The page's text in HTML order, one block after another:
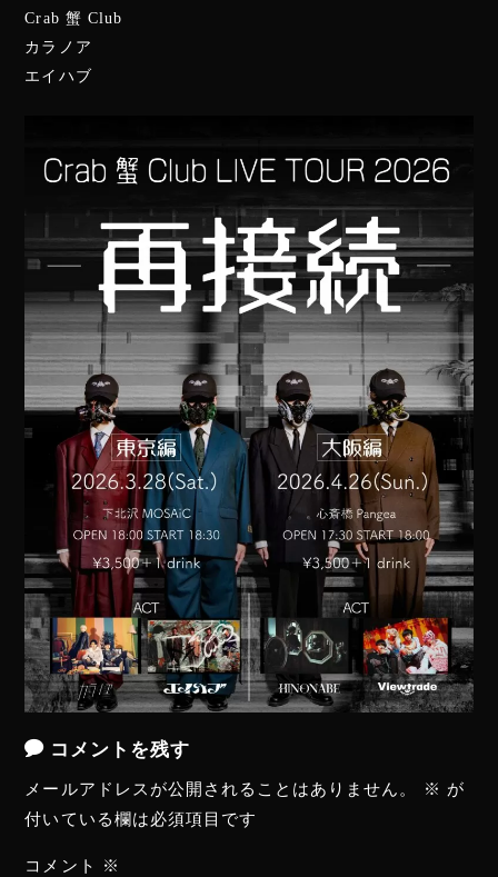
Crab 蟹 Club
カラノア
エイハブ
コメントを残す
メールアドレスが公開されることはありません。 ※ が
付いている欄は必須項目です
コメント ※